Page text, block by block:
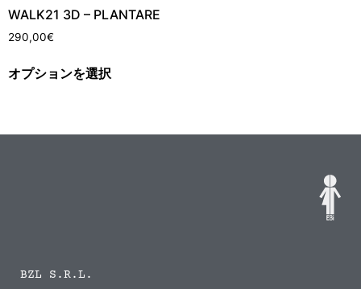
WALK21 3D – PLANTARE
290,00€
オプションを選択
BZL S.R.L.